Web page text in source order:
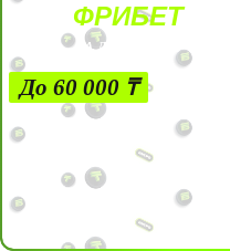
ФРИБЕТ
ЗА ДЕПОЗИТЫ
До 60 000 ₸